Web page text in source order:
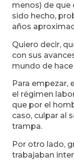
menos) de que
sido hecho,
años
Quiero decir,
con sus
mundo de
Para empezar,
el régimen
que por el
caso, culpar al
trampa.
Por otro lado,
trabajaban